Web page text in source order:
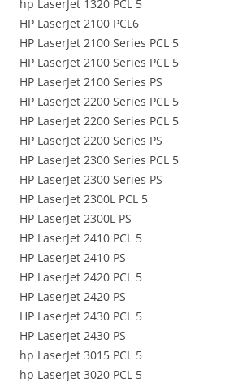
hp LaserJet 1320 PCL 5
HP LaserJet 2100 PCL6
HP LaserJet 2100 Series PCL 5
HP LaserJet 2100 Series PCL 5
HP LaserJet 2100 Series PS
HP LaserJet 2200 Series PCL 5
HP LaserJet 2200 Series PCL 5
HP LaserJet 2200 Series PS
HP LaserJet 2300 Series PCL 5
HP LaserJet 2300 Series PS
HP LaserJet 2300L PCL 5
HP LaserJet 2300L PS
HP LaserJet 2410 PCL 5
HP LaserJet 2410 PS
HP LaserJet 2420 PCL 5
HP LaserJet 2420 PS
HP LaserJet 2430 PCL 5
HP LaserJet 2430 PS
hp LaserJet 3015 PCL 5
hp LaserJet 3020 PCL 5